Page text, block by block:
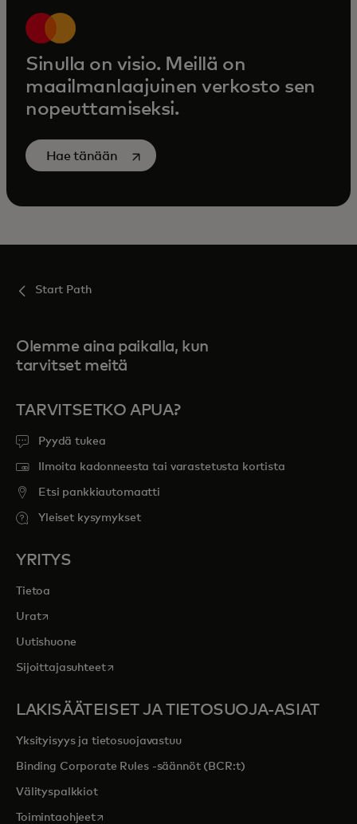
Sinulla on visio. Meillä on
maailmanlaajuinen verkosto sen
nopeuttamiseksi.
Hae tänään opens in a new tab
Start Path
Olemme aina paikalla, kun
tarvitset meitä
TARVITSETKO APUA?
Pyydä tukea
Ilmoita kadonneesta tai varastetusta kortista
Etsi pankkiautomaatti
Yleiset kysymykset
YRITYS
Tietoa
Uratopens in a new tab
Uutishuone
Sijoittajasuhteetopens in a new tab
LAKISÄÄTEISET JA TIETOSUOJA-ASIAT
Yksityisyys ja tietosuojavastuu
Binding Corporate Rules -säännöt (BCR:t)
Välityspalkkiot
Toimintaohjeetopens in a new tab